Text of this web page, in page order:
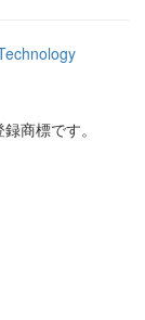
商標です。